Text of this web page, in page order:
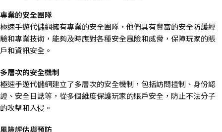
專業的安全團隊
極速手遊代儲網擁有專業的安全團隊，他們具有豐富的安全防護經
驗和專業技術，能夠及時應對各種安全風險和威脅，保障玩家的賬
戶和資訊安全。
多層次的安全機制
極速手遊代儲網建立了多層次的安全機制，包括訪問控制、身份認
證、安全日誌等，從多個維度保護玩家的賬戶安全，防止不法分子
的攻擊和入侵。
風險評估與預防